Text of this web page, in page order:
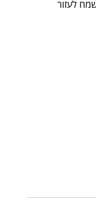
לעזור